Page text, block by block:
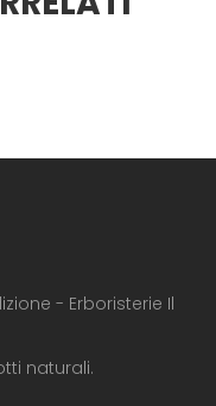
- Erboristerie Il
naturali.